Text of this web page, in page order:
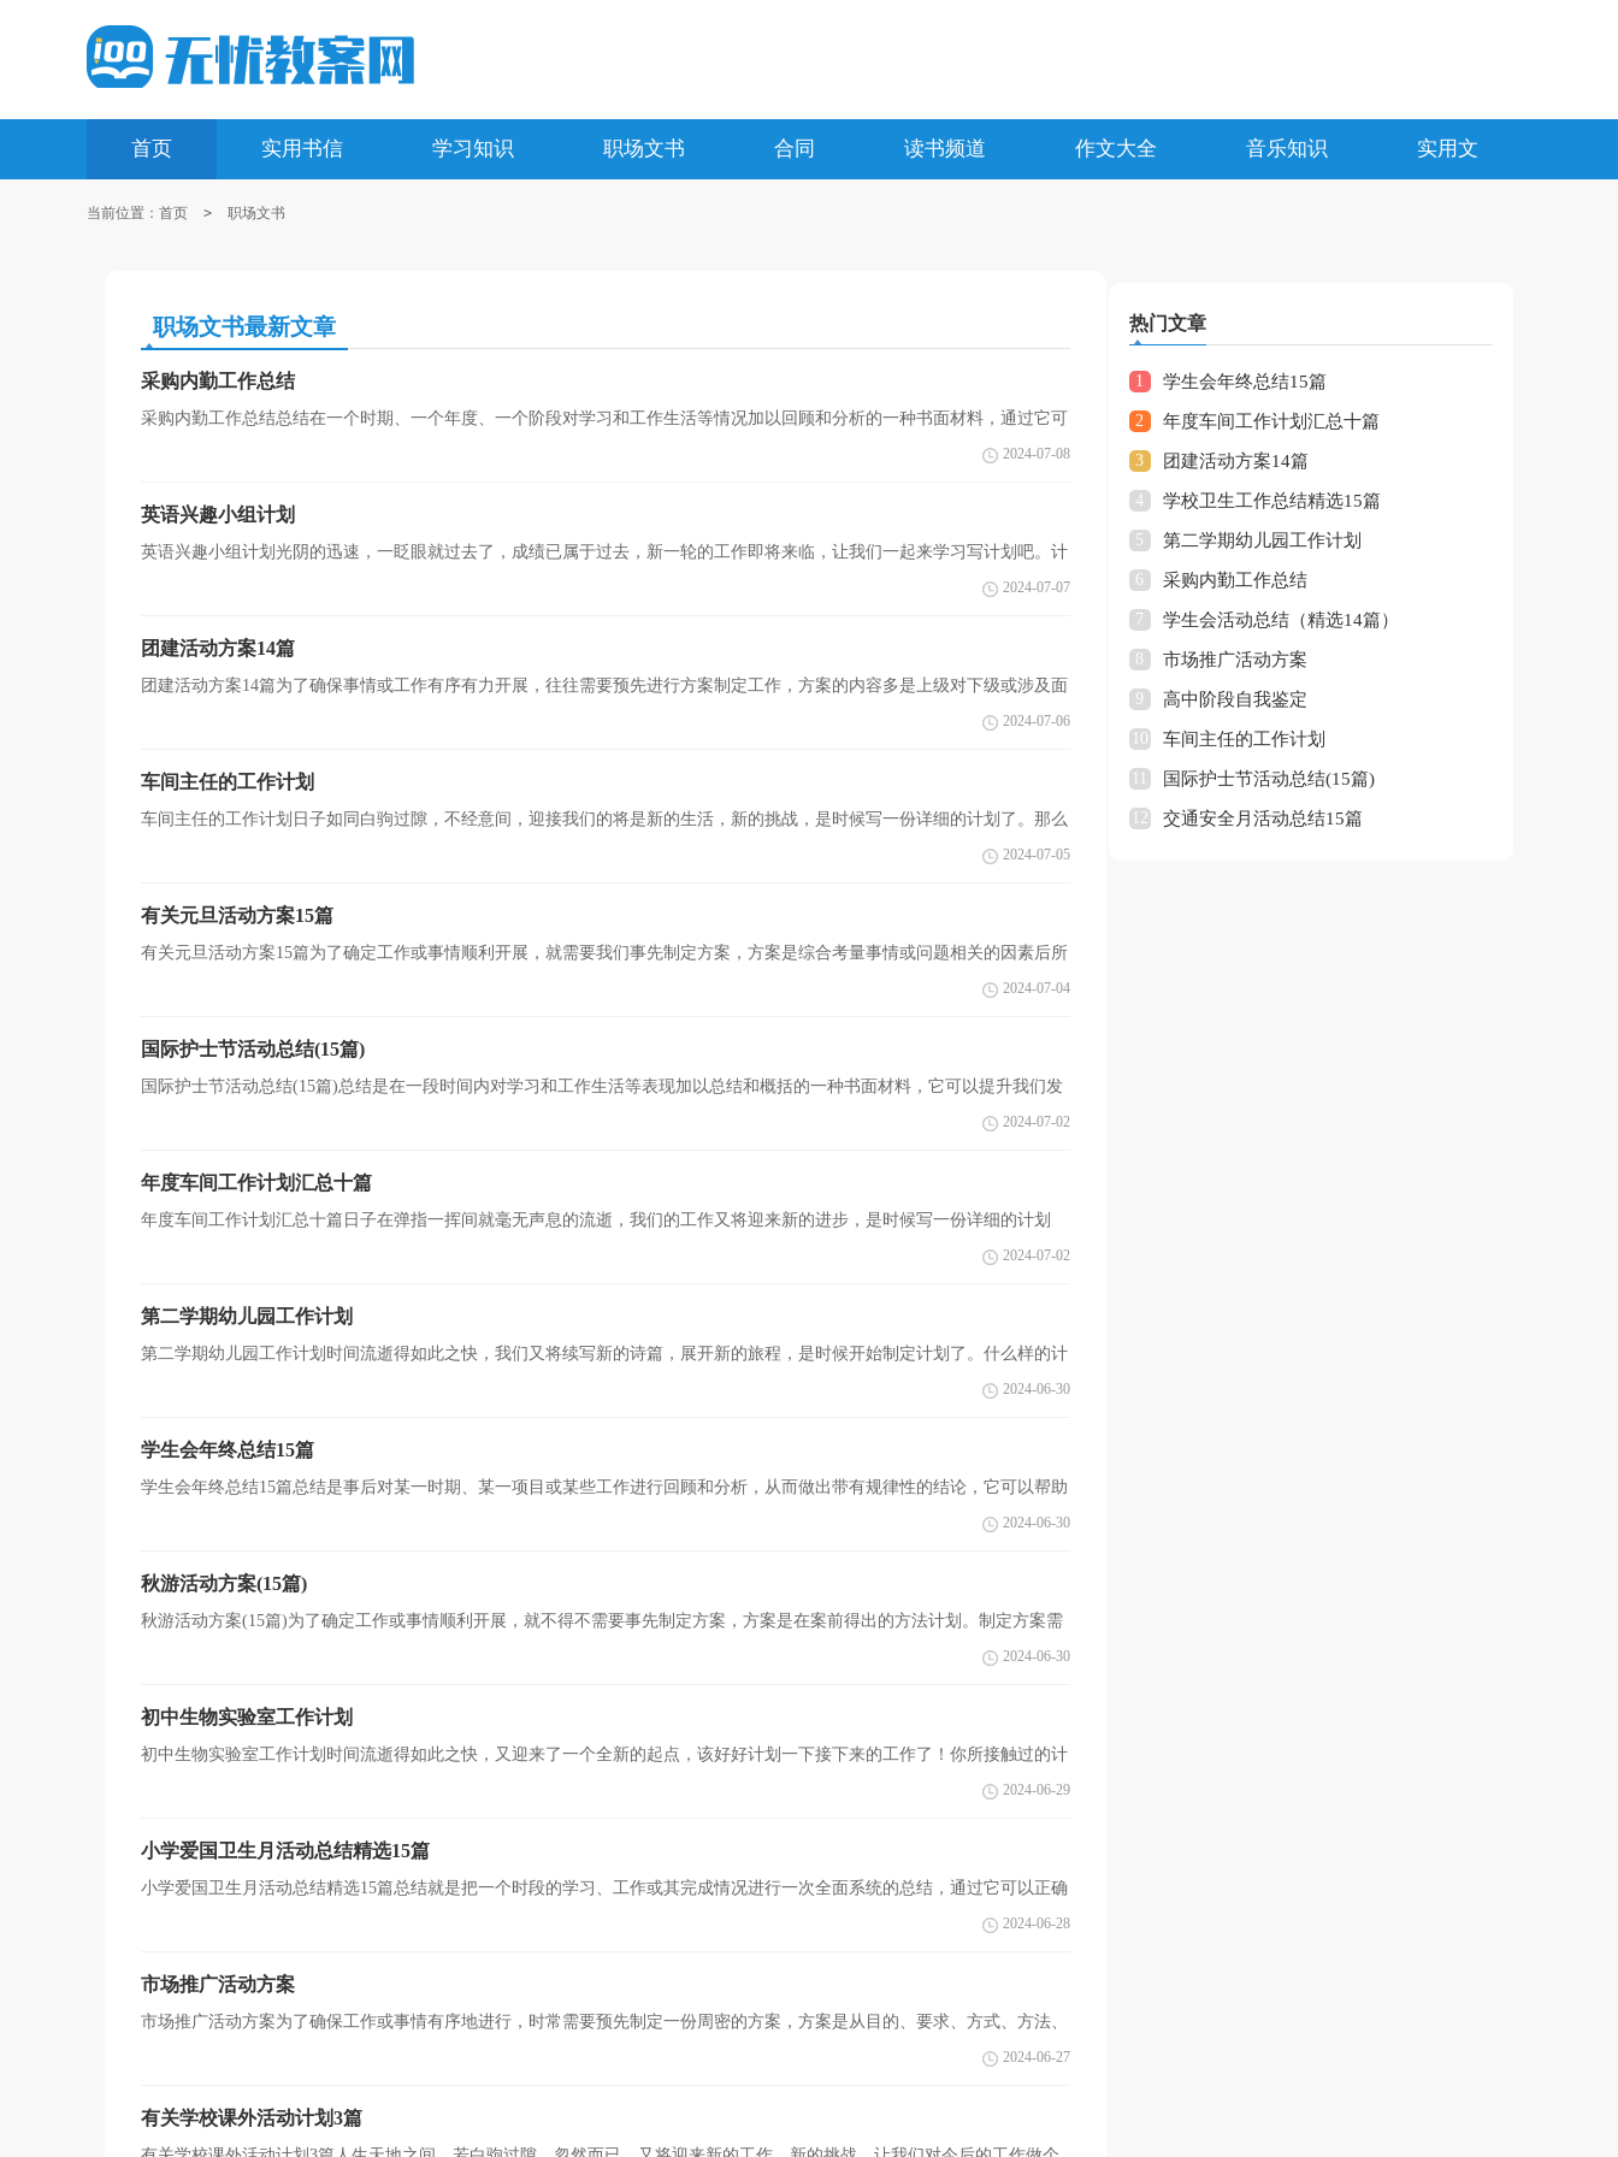
首页 实用书信 学习知识 职场文书 合同 读书频道 作文大全 音乐知识 实用文
当前位置： 首页 > 职场文书
职场文书最新文章
采购内勤工作总结
采购内勤工作总结总结在一个时期、一个年度、一个阶段对学习和工作生活等情况加以回顾和分析的一种书面材料，通过它可
2024-07-08
英语兴趣小组计划
英语兴趣小组计划光阴的迅速，一眨眼就过去了，成绩已属于过去，新一轮的工作即将来临，让我们一起来学习写计划吧。计
2024-07-07
团建活动方案14篇
团建活动方案14篇为了确保事情或工作有序有力开展，往往需要预先进行方案制定工作，方案的内容多是上级对下级或涉及面
2024-07-06
车间主任的工作计划
车间主任的工作计划日子如同白驹过隙，不经意间，迎接我们的将是新的生活，新的挑战，是时候写一份详细的计划了。那么
2024-07-05
有关元旦活动方案15篇
有关元旦活动方案15篇为了确定工作或事情顺利开展，就需要我们事先制定方案，方案是综合考量事情或问题相关的因素后所
2024-07-04
国际护士节活动总结(15篇)
国际护士节活动总结(15篇)总结是在一段时间内对学习和工作生活等表现加以总结和概括的一种书面材料，它可以提升我们发
2024-07-02
年度车间工作计划汇总十篇
年度车间工作计划汇总十篇日子在弹指一挥间就毫无声息的流逝，我们的工作又将迎来新的进步，是时候写一份详细的计划
2024-07-02
第二学期幼儿园工作计划
第二学期幼儿园工作计划时间流逝得如此之快，我们又将续写新的诗篇，展开新的旅程，是时候开始制定计划了。什么样的计
2024-06-30
学生会年终总结15篇
学生会年终总结15篇总结是事后对某一时期、某一项目或某些工作进行回顾和分析，从而做出带有规律性的结论，它可以帮助
2024-06-30
秋游活动方案(15篇)
秋游活动方案(15篇)为了确定工作或事情顺利开展，就不得不需要事先制定方案，方案是在案前得出的方法计划。制定方案需
2024-06-30
初中生物实验室工作计划
初中生物实验室工作计划时间流逝得如此之快，又迎来了一个全新的起点，该好好计划一下接下来的工作了！你所接触过的计
2024-06-29
小学爱国卫生月活动总结精选15篇
小学爱国卫生月活动总结精选15篇总结就是把一个时段的学习、工作或其完成情况进行一次全面系统的总结，通过它可以正确
2024-06-28
市场推广活动方案
市场推广活动方案为了确保工作或事情有序地进行，时常需要预先制定一份周密的方案，方案是从目的、要求、方式、方法、
2024-06-27
有关学校课外活动计划3篇
热门文章
1 学生会年终总结15篇
2 年度车间工作计划汇总十篇
3 团建活动方案14篇
4 学校卫生工作总结精选15篇
5 第二学期幼儿园工作计划
6 采购内勤工作总结
7 学生会活动总结（精选14篇）
8 市场推广活动方案
9 高中阶段自我鉴定
10 车间主任的工作计划
国际护士节活动总结(15篇)
12 交通安全月活动总结15篇